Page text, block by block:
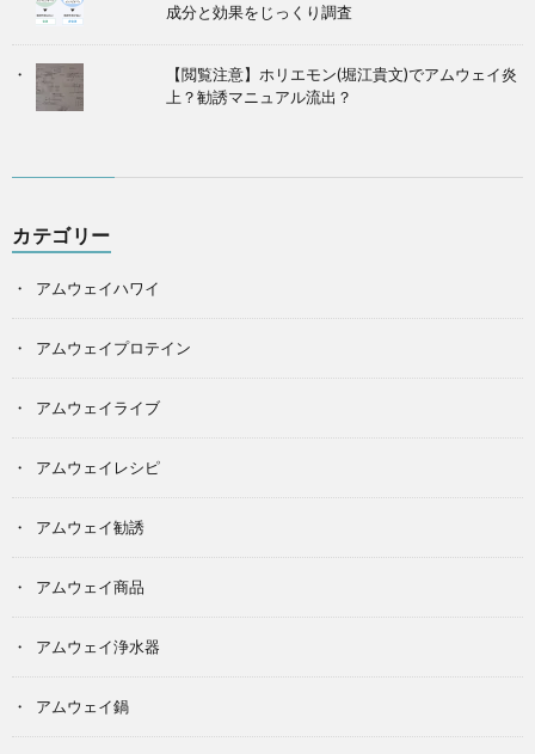
成分と効果をじっくり調査
【閲覧注意】ホリエモン(堀江貴文)でアムウェイ炎
上？勧誘マニュアル流出？
カテゴリー
アムウェイハワイ
アムウェイプロテイン
アムウェイライブ
アムウェイレシピ
アムウェイ勧誘
アムウェイ商品
アムウェイ浄水器
アムウェイ鍋